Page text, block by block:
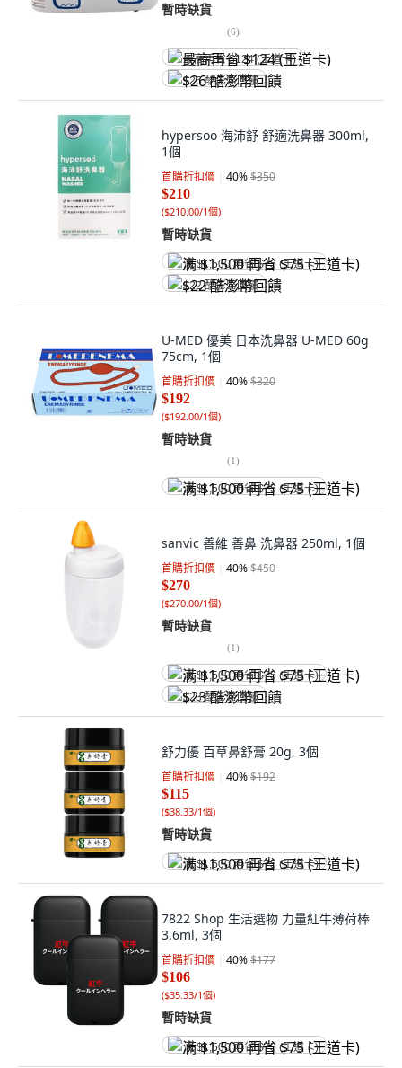
暫時缺貨
(6)
最高再省 $124 (王道卡)
$26 酷澎幣回饋
hypersoo 海沛舒 舒適洗鼻器 300ml,
1個
首購折扣價 40%$350
$210
($210.00/1個)
暫時缺貨
满 $1,500 再省 $75 (王道卡)
$22 酷澎幣回饋
U-MED 優美 日本洗鼻器 U-MED 60g
75cm, 1個
首購折扣價 40%$320
$192
($192.00/1個)
暫時缺貨
(1)
满 $1,500 再省 $75 (王道卡)
sanvic 善維 善鼻 洗鼻器 250ml, 1個
首購折扣價 40%$450
$270
($270.00/1個)
暫時缺貨
(1)
满 $1,500 再省 $75 (王道卡)
$23 酷澎幣回饋
舒力優 百草鼻舒膏 20g, 3個
首購折扣價 40%$192
$115
($38.33/1個)
暫時缺貨
满 $1,500 再省 $75 (王道卡)
7822 Shop 生活選物 力量紅牛薄荷棒
3.6ml, 3個
首購折扣價 40%$177
$106
($35.33/1個)
暫時缺貨
满 $1,500 再省 $75 (王道卡)